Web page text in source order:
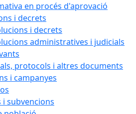
en procés d'aprovació
i decrets
i decrets
administratives i judicials
protocols i altres documents
i campanyes
i subvencions